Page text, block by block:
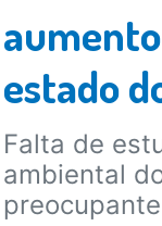
estado
Falta de
ambiental
preocupante